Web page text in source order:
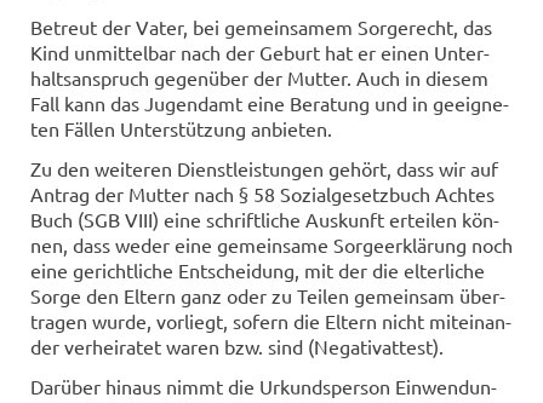
Be­treut der Vater, bei ge­mein­sa­mem Sor­ge­recht, das
Kind un­mit­tel­bar nach der Ge­burt hat er einen Un­ter­
halts­an­spruch ge­gen­über der Mut­ter. Auch in die­sem
Fall kann das Ju­gend­amt eine Be­ra­tung und in ge­eig­ne­
ten Fäl­len Un­ter­stüt­zung an­bie­ten.
Zu den wei­te­ren Dienst­leis­tun­gen ge­hört, dass wir auf
An­trag der Mut­ter nach § 58 So­zi­al­ge­setz­buch Ach­tes
Buch (SGB VIII) eine schrift­li­che Aus­kunft er­tei­len kön­
nen, dass weder eine ge­mein­sa­me Sor­ge­er­klä­rung noch
eine ge­richt­li­che Ent­schei­dung, mit der die el­ter­li­che
Sorge den El­tern ganz oder zu Tei­len ge­mein­sam über­
tra­gen wurde, vor­liegt, so­fern die El­tern nicht mit­ein­an­
der ver­hei­ra­tet waren bzw. sind (Ne­ga­tivat­test).
Dar­über hin­aus nimmt die Ur­kunds­per­son Ein­wen­dun­